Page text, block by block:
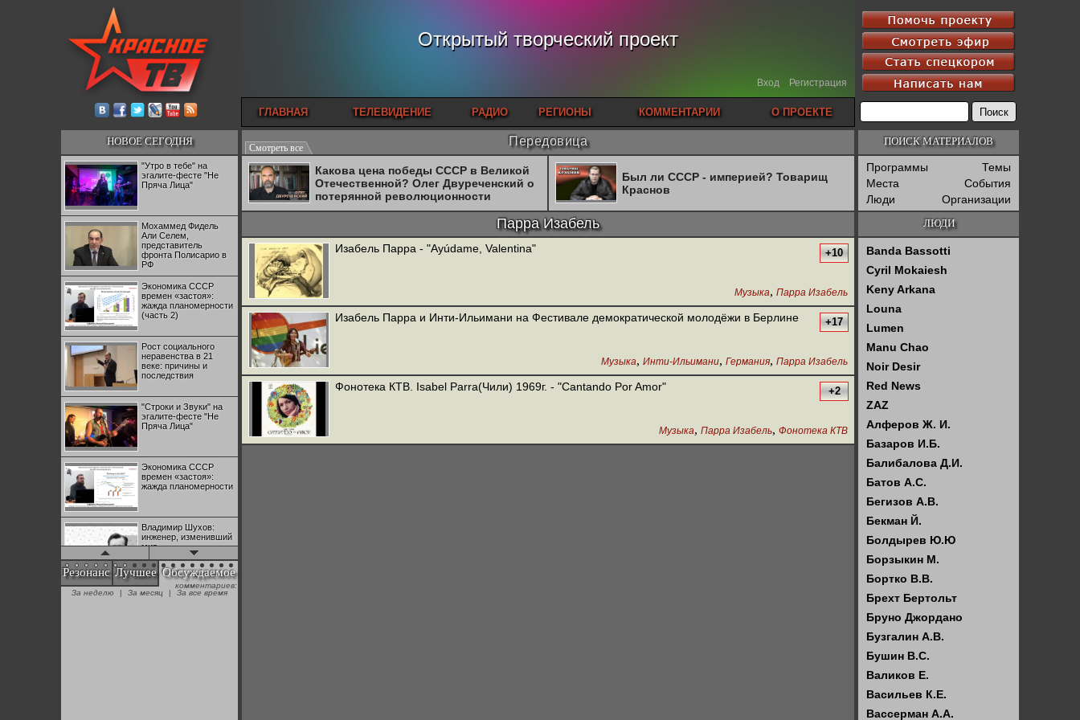
Открытый творческий проект
Вход Регистрация
ГЛАВНАЯ ТЕЛЕВИДЕНИЕ РАДИО РЕГИОНЫ КОММЕНТАРИИ О ПРОЕКТЕ
НОВОЕ СЕГОДНЯ
"Утро в тебе" на
эгалите-фесте "Не
Пряча Лица"
Мохаммед Фидель
Али Селем,
представитель
фронта Полисарио в
РФ
Экономика СССР
времен «застоя»:
жажда планомерности
(часть 2)
Рост социального
неравенства в 21
веке: причины и
последствия
"Строки и Звуки" на
эгалите-фесте "Не
Пряча Лица"
Экономика СССР
времен «застоя»:
жажда планомерности
Владимир Шухов:
инженер, изменивший
мир
"Аркадий Коц" на
эгалите-фесте "Не
Резонанс Лучшее Обсуждаемое
комментариев:
За неделю
| За месяц | За все время
Передовица
Смотреть все
Какова цена победы СССР в Великой
Отечественной? Олег Двуреченский о
потерянной революционности
Был ли СССР - империей? Товарищ
Краснов
Парра Изабель
Изабель Парра - "Ayúdame, Valentina" +10
Музыка, Парра Изабель
Изабель Парра и Инти-Ильимани на Фестивале демократической молодёжи в Берлине +17
Музыка, Инти-Ильимани, Германия, Парра Изабель
Фонотека КТВ. Isabel Parra(Чили) 1969г. - "Cantando Por Amor" +2
Музыка, Парра Изабель, Фонотека КТВ
ПОИСК МАТЕРИАЛОВ
Программы
Темы
Места
События
Люди
Организации
ЛЮДИ
Banda Bassotti
Cyril Mokaiesh
Keny Arkana
Louna
Lumen
Manu Chao
Noir Desir
Red News
ZAZ
Алферов Ж. И.
Базаров И.Б.
Балибалова Д.И.
Батов А.С.
Бегизов А.В.
Бекман Й.
Болдырев Ю.Ю
Борзыкин М.
Бортко В.В.
Брехт Бертольт
Бруно Джордано
Бузгалин А.В.
Бушин В.С.
Валиков Е.
Васильев К.Е.
Вассерман А.А.